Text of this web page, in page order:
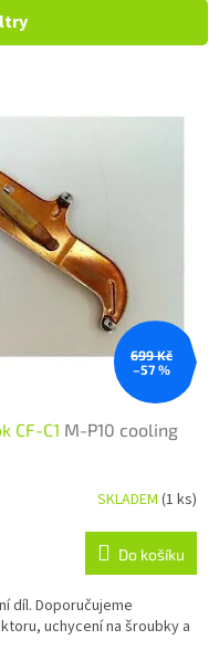
699 Kč
–57 %
CF-C1 M-P10 cooling
SKLADEM (1 ks)
Do košíku
díl. Doporučujeme
uchycení na šroubky a